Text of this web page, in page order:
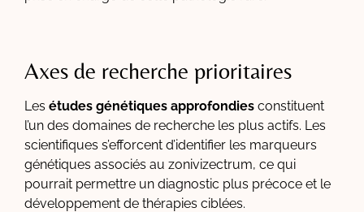
Axes de recherche prioritaires
Les études génétiques approfondies constituent
l’un des domaines de recherche les plus actifs. Les
scientifiques s’efforcent d’identifier les marqueurs
génétiques associés au zonivizectrum, ce qui
pourrait permettre un diagnostic plus précoce et le
développement de thérapies ciblées.